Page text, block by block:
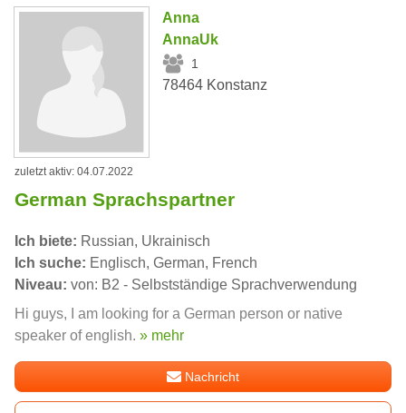
Anna
AnnaUk
1
78464 Konstanz
zuletzt aktiv: 04.07.2022
German Sprachspartner
Ich biete: Russian, Ukrainisch
Ich suche: Englisch, German, French
Niveau: von: B2 - Selbstständige Sprachverwendung
Hi guys, I am looking for a German person or native
speaker of english. » mehr
Nachricht